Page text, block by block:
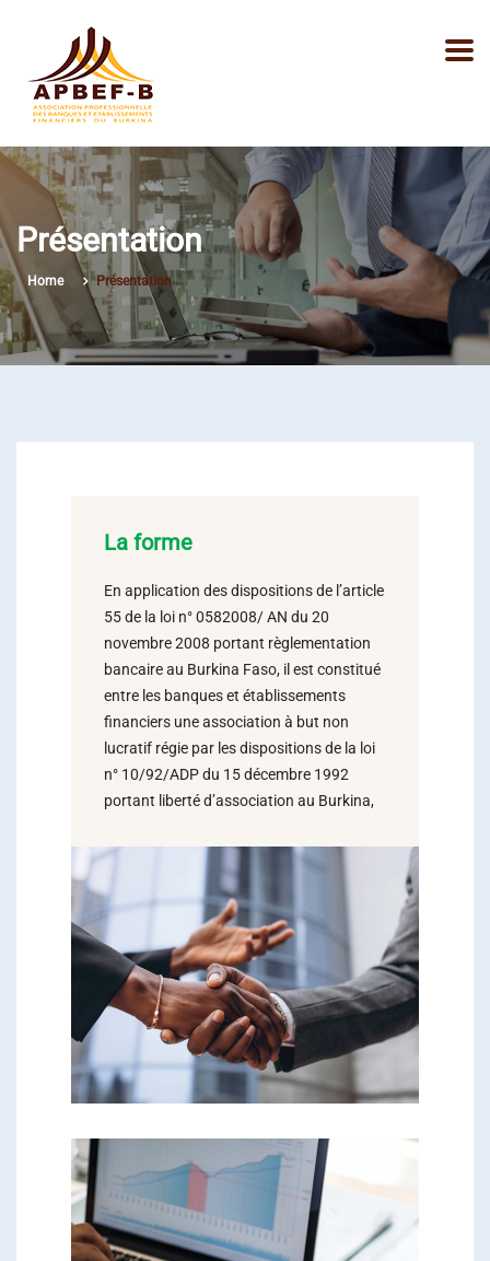
Présentation
Home Présentation
La forme
En application des dispositions de l’article
55 de la loi n° 0582008/ AN du 20
novembre 2008 portant règlementation
bancaire au Burkina Faso, il est constitué
entre les banques et établissements
financiers une association à but non
lucratif régie par les dispositions de la loi
n° 10/92/ADP du 15 décembre 1992
portant liberté d’association au Burkina,